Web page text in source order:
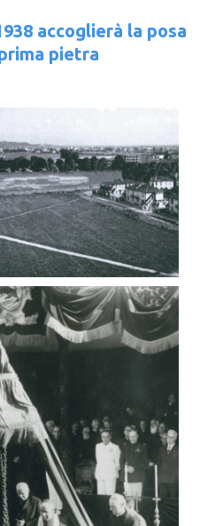
accoglierà la posa
pietra